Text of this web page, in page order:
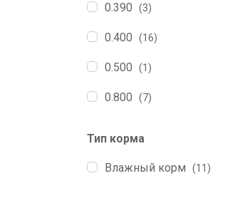
0.390 (3)
0.400 (16)
0.500 (1)
0.800 (7)
Тип корма
Влажный корм (11)